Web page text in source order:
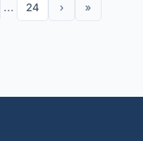
... 24 › »